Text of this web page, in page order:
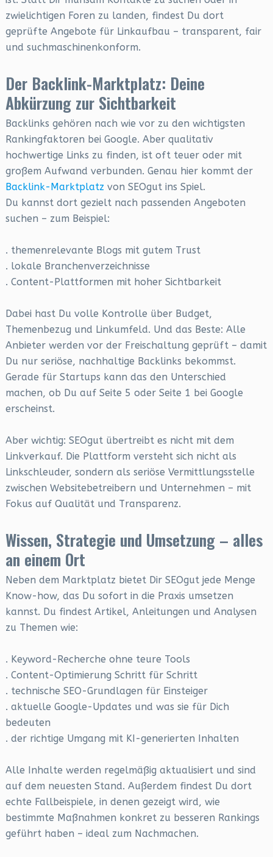
zwielichtigen Foren zu landen, findest Du dort
geprüfte Angebote für Linkaufbau – transparent, fair
und suchmaschinenkonform.
Der Backlink-Marktplatz: Deine
Abkürzung zur Sichtbarkeit
Backlinks gehören nach wie vor zu den wichtigsten
Rankingfaktoren bei Google. Aber qualitativ
hochwertige Links zu finden, ist oft teuer oder mit
großem Aufwand verbunden. Genau hier kommt der
Backlink-Marktplatz von SEOgut ins Spiel.
Du kannst dort gezielt nach passenden Angeboten
suchen – zum Beispiel:
. themenrelevante Blogs mit gutem Trust
. lokale Branchenverzeichnisse
. Content-Plattformen mit hoher Sichtbarkeit
Dabei hast Du volle Kontrolle über Budget,
Themenbezug und Linkumfeld. Und das Beste: Alle
Anbieter werden vor der Freischaltung geprüft – damit
Du nur seriöse, nachhaltige Backlinks bekommst.
Gerade für Startups kann das den Unterschied
machen, ob Du auf Seite 5 oder Seite 1 bei Google
erscheinst.
Aber wichtig: SEOgut übertreibt es nicht mit dem
Linkverkauf. Die Plattform versteht sich nicht als
Linkschleuder, sondern als seriöse Vermittlungsstelle
zwischen Websitebetreibern und Unternehmen – mit
Fokus auf Qualität und Transparenz.
Wissen, Strategie und Umsetzung – alles
an einem Ort
Neben dem Marktplatz bietet Dir SEOgut jede Menge
Know-how, das Du sofort in die Praxis umsetzen
kannst. Du findest Artikel, Anleitungen und Analysen
zu Themen wie:
. Keyword-Recherche ohne teure Tools
. Content-Optimierung Schritt für Schritt
. technische SEO-Grundlagen für Einsteiger
. aktuelle Google-Updates und was sie für Dich
bedeuten
. der richtige Umgang mit KI-generierten Inhalten
Alle Inhalte werden regelmäßig aktualisiert und sind
auf dem neuesten Stand. Außerdem findest Du dort
echte Fallbeispiele, in denen gezeigt wird, wie
bestimmte Maßnahmen konkret zu besseren Rankings
geführt haben – ideal zum Nachmachen.